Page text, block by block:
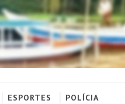
ESPORTES POLÍCIA